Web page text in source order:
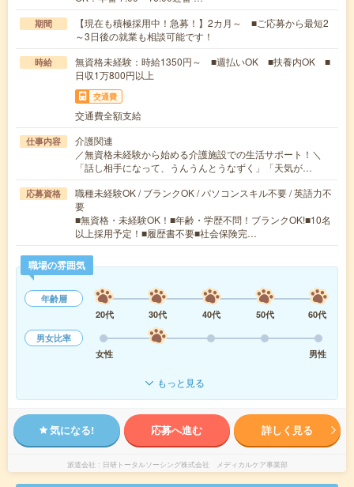
期間
【現在も積極採用中！急募！】2カ月～ ■ご応募から最短2
～3日後の就業も相談可能です！
時給
無資格未経験：時給1350円～ ■週払いOK ■扶養内OK ■
日収1万800円以上
交通費
交通費全額支給
仕事内容
介護関連
／無資格未経験から始める介護施設での生活サポート！＼
「話し相手になって、うんうんとうなずく」「天気が…
応募資格
職種未経験OK / ブランクOK / パソコンスキル不要 / 英語力不
要
■無資格・未経験OK！■年齢・学歴不問！ブランクOK!■10名
以上採用予定！■履歴書不要■社会保険完…
職場の雰囲気
年齢層
20代
30代 40代 50代
60代
男女比率
女性
男性
もっと見る
気になる! 応募へ進む 詳しく見る
派遣会社 日研トータルソーシング株式会社 メディカルケア事業部